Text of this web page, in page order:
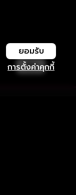
การตั้งค่าคุกกี้
ยอมรับ
เปิด